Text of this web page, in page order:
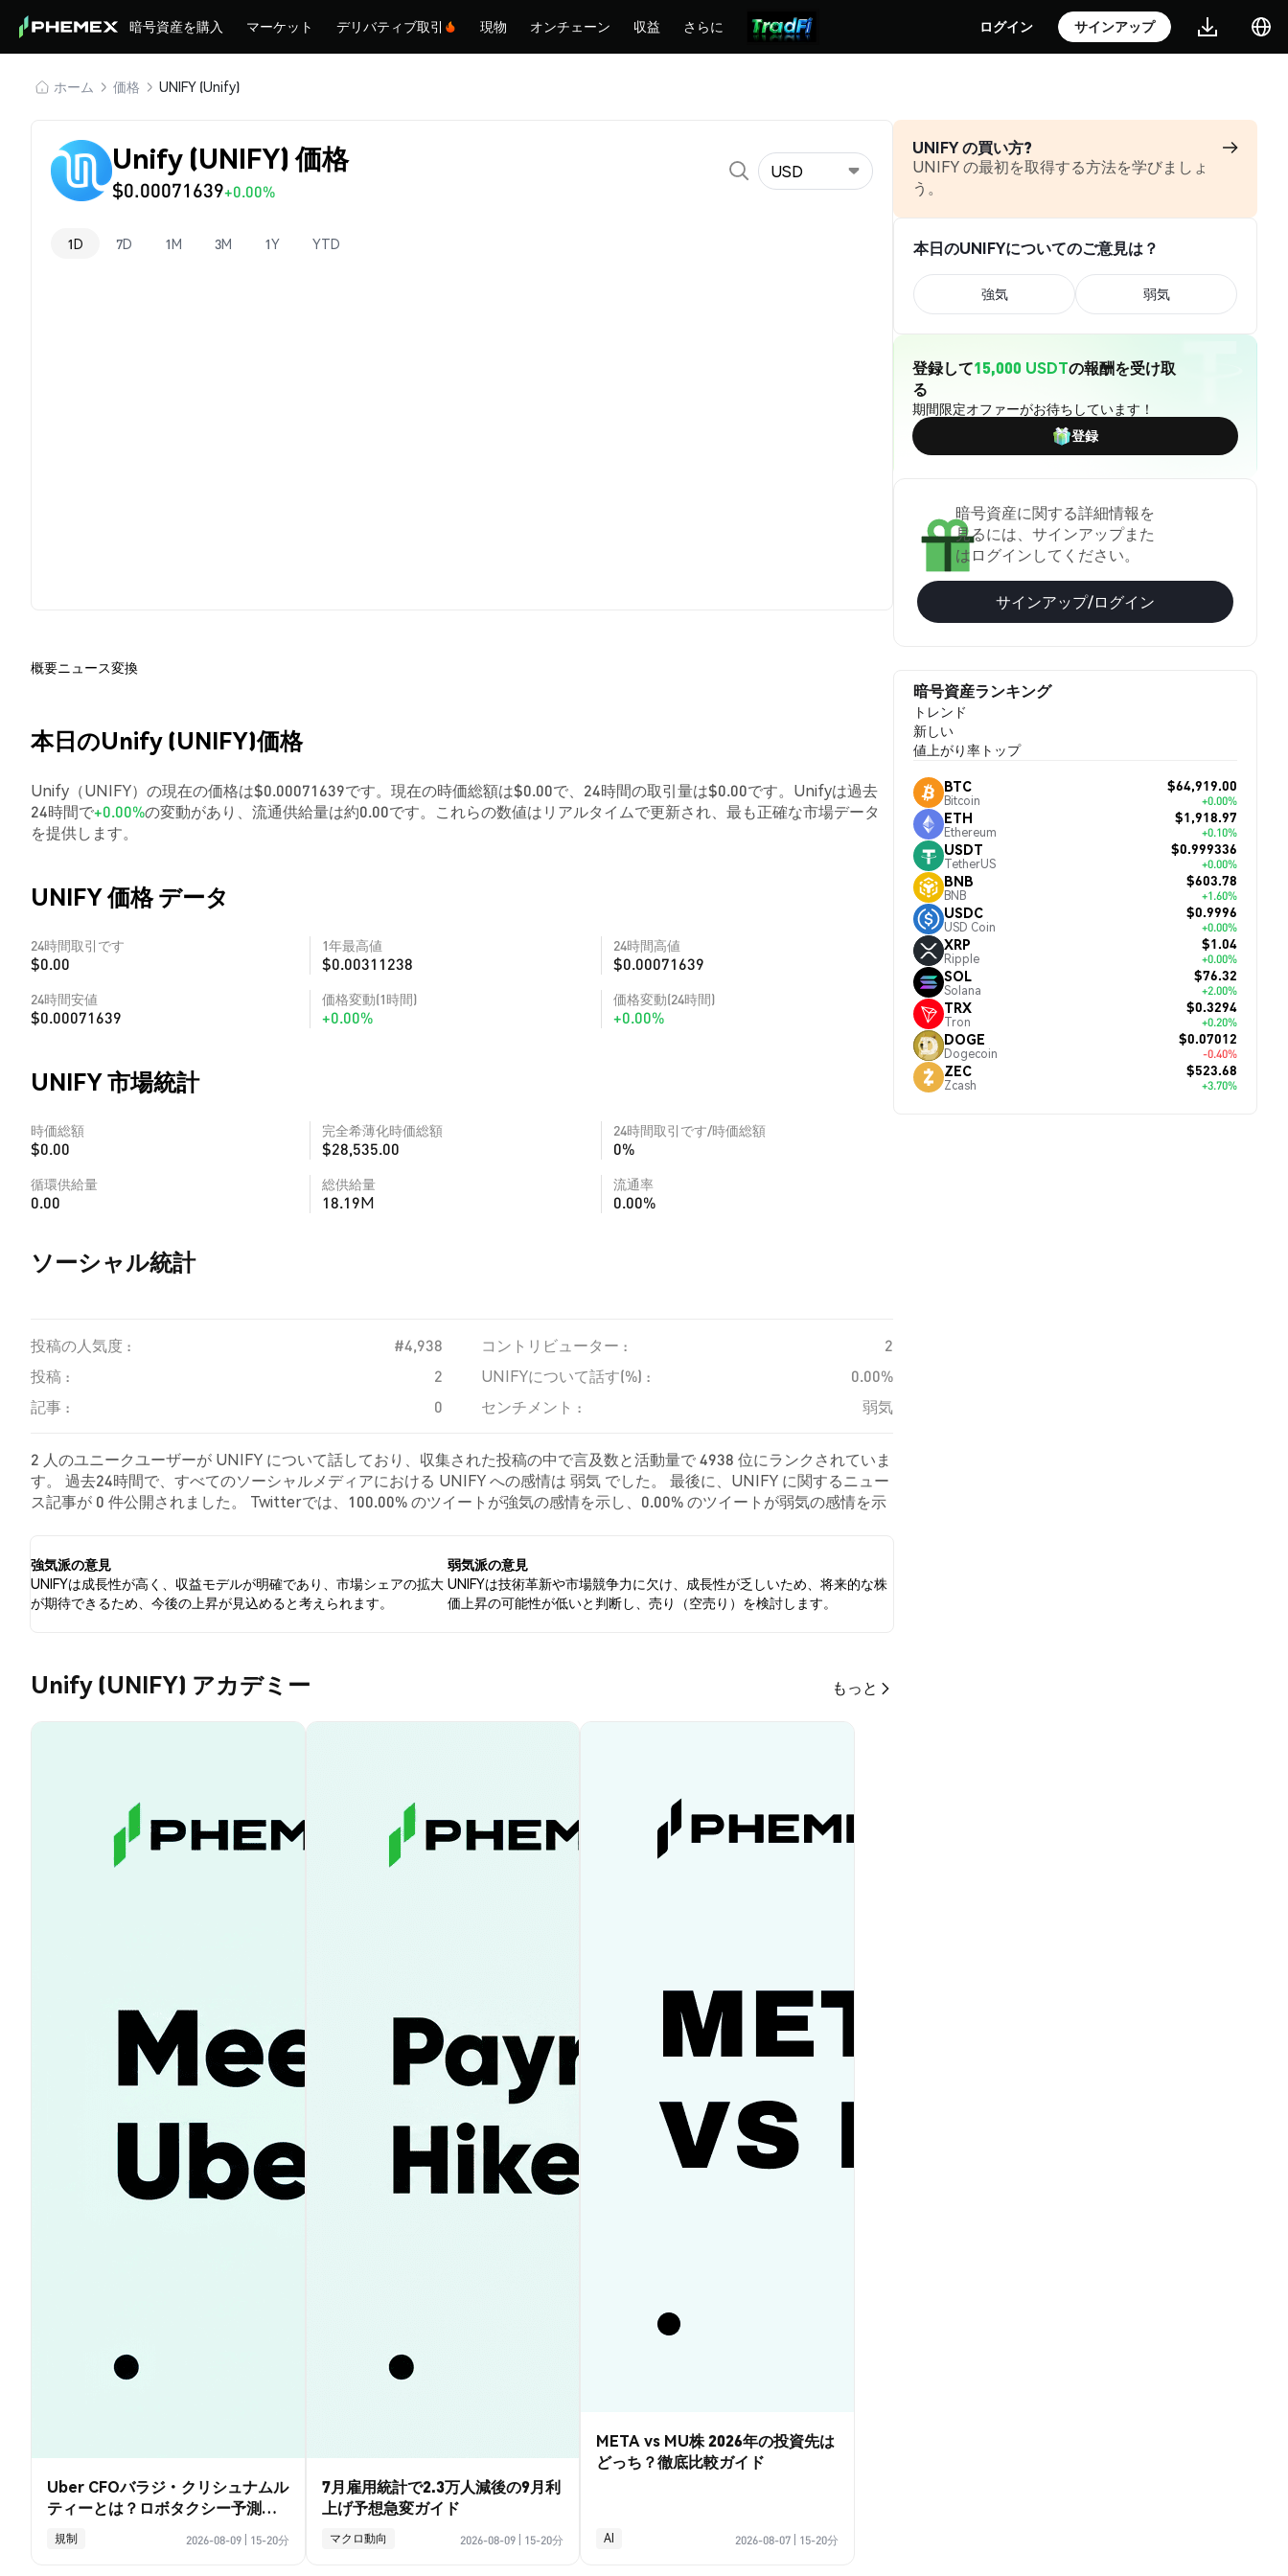
暗号資産を購入 マーケット デリバティブ取引 現物 オンチェーン 収益 さらに ログイン サインアップ
ホーム 価格 UNIFY (Unify)
Unify (UNIFY) 価格
$0.00071639+0.00%
USD
1D 7D 1M 3M 1Y YTD
概要ニュース変換
本日のUnify (UNIFY)価格
Unify（UNIFY）の現在の価格は$0.00071639です。現在の時価総額は$0.00で、24時間の取引量は$0.00です。Unifyは過去
24時間で+0.00%の変動があり、流通供給量は約0.00です。これらの数値はリアルタイムで更新され、最も正確な市場データ
を提供します。
UNIFY 価格 データ
24時間取引です
$0.00
1年最高値
$0.00311238
24時間高値
$0.00071639
24時間安値
$0.00071639
価格変動(1時間)
+0.00%
価格変動(24時間)
+0.00%
UNIFY 市場統計
時価総額
$0.00
完全希薄化時価総額
$28,535.00
24時間取引です/時価総額
0%
循環供給量
0.00
総供給量
18.19M
流通率
0.00%
ソーシャル統計
投稿の人気度 : #4,938 コントリビューター :
2
投稿 :
2 UNIFYについて話す(%) :
0.00%
記事 :
0 センチメント : 弱気
2 人のユニークユーザーが UNIFY について話しており、収集された投稿の中で言及数と活動量で 4938 位にランクされていま
す。 過去24時間で、すべてのソーシャルメディアにおける UNIFY への感情は 弱気 でした。 最後に、UNIFY に関するニュー
ス記事が 0 件公開されました。 Twitterでは、100.00% のツイートが強気の感情を示し、0.00% のツイートが弱気の感情を示
強気派の意見
UNIFYは成長性が高く、収益モデルが明確であり、市場シェアの拡大
が期待できるため、今後の上昇が見込めると考えられます。
弱気派の意見
UNIFYは技術革新や市場競争力に欠け、成長性が乏しいため、将来的な株
価上昇の可能性が低いと判断し、売り（空売り）を検討します。
Unify (UNIFY) アカデミー もっと
Uber CFOバラジ・クリシュナムル
ティーとは？ロボタクシー予測と
賭けの全ガイド
規制 2026-08-09 15-20分
7月雇用統計で2.3万人減後の9月利
上げ予想急変ガイド
マクロ動向 2026-08-09 15-20分
META vs MU株 2026年の投資先は
どっち？徹底比較ガイド
AI 2026-08-07 15-20分
UNIFY の買い方?
UNIFY の最初を取得する方法を学びましょ
う。
本日のUNIFYについてのご意見は？
強気 弱気
登録して15,000 USDTの報酬を受け取
る
期間限定オファーがお待ちしています！
登録
暗号資産に関する詳細情報を
見るには、サインアップまた
はログインしてください。
サインアップ/ログイン
暗号資産ランキング
トレンド
新しい
値上がり率トップ
BTC
Bitcoin
$64,919.00
+0.00%
ETH
Ethereum
$1,918.97
+0.10%
USDT
TetherUS
$0.999336
+0.00%
BNB
BNB
$603.78
+1.60%
USDC
USD Coin
$0.9996
+0.00%
XRP
Ripple
$1.04
+0.00%
SOL
Solana
$76.32
+2.00%
TRX
Tron
$0.3294
+0.20%
DOGE
Dogecoin
$0.07012
-0.40%
ZEC
Zcash
$523.68
+3.70%